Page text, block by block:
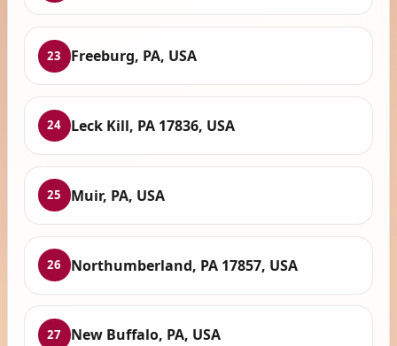
23 Freeburg, PA, USA
24 Leck Kill, PA 17836, USA
25 Muir, PA, USA
26 Northumberland, PA 17857, USA
27 New Buffalo, PA, USA